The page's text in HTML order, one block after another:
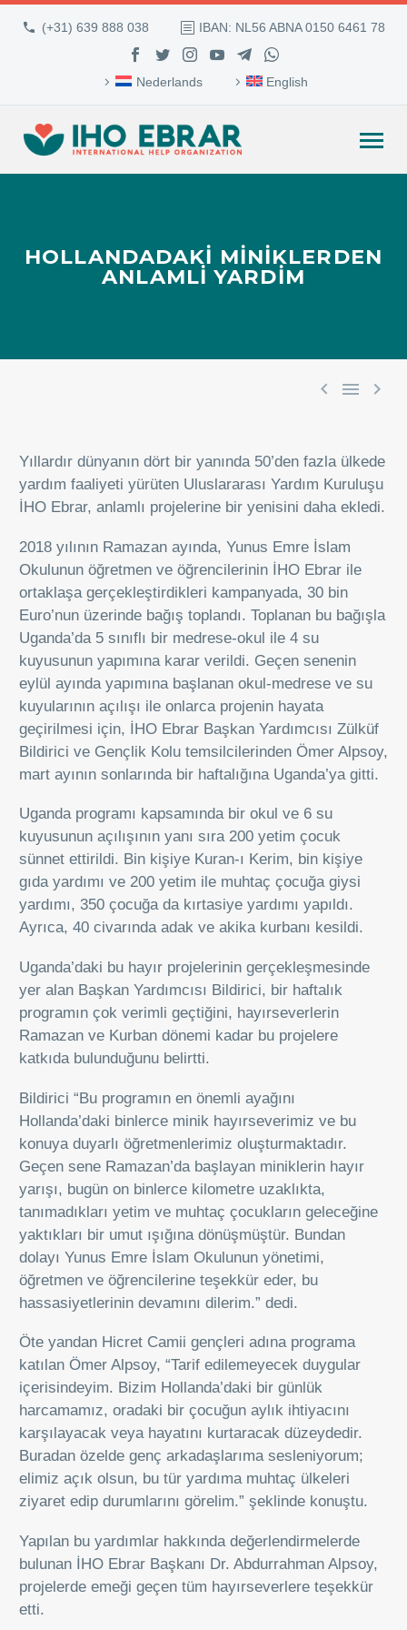
(+31) 639 888 038 IBAN: NL56 ABNA 0150 6461 78
Nederlands English
HOLLANDADAKI MINIKLERDEN
ANLAMLI YARDIM
  
Yıllardır dünyanın dört bir yanında 50’den fazla ülkede
yardım faaliyeti yürüten Uluslararası Yardım Kuruluşu
İHO Ebrar, anlamlı projelerine bir yenisini daha ekledi.
2018 yılının Ramazan ayında, Yunus Emre İslam
Okulunun öğretmen ve öğrencilerinin İHO Ebrar ile
ortaklaşa gerçekleştirdikleri kampanyada, 30 bin
Euro’nun üzerinde bağış toplandı. Toplanan bu bağışla
Uganda’da 5 sınıflı bir medrese-okul ile 4 su
kuyusunun yapımına karar verildi. Geçen senenin
eylül ayında yapımına başlanan okul-medrese ve su
kuyularının açılışı ile onlarca projenin hayata
geçirilmesi için, İHO Ebrar Başkan Yardımcısı Zülküf
Bildirici ve Gençlik Kolu temsilcilerinden Ömer Alpsoy,
mart ayının sonlarında bir haftalığına Uganda’ya gitti.
Uganda programı kapsamında bir okul ve 6 su
kuyusunun açılışının yanı sıra 200 yetim çocuk
sünnet ettirildi. Bin kişiye Kuran-ı Kerim, bin kişiye
gıda yardımı ve 200 yetim ile muhtaç çocuğa giysi
yardımı, 350 çocuğa da kırtasiye yardımı yapıldı.
Ayrıca, 40 civarında adak ve akika kurbanı kesildi.
Uganda’daki bu hayır projelerinin gerçekleşmesinde
yer alan Başkan Yardımcısı Bildirici, bir haftalık
programın çok verimli geçtiğini, hayırseverlerin
Ramazan ve Kurban dönemi kadar bu projelere
katkıda bulunduğunu belirtti.
Bildirici “Bu programın en önemli ayağını
Hollanda’daki binlerce minik hayırseverimiz ve bu
konuya duyarlı öğretmenlerimiz oluşturmaktadır.
Geçen sene Ramazan’da başlayan miniklerin hayır
yarışı, bugün on binlerce kilometre uzaklıkta,
tanımadıkları yetim ve muhtaç çocukların geleceğine
yaktıkları bir umut ışığına dönüşmüştür. Bundan
dolayı Yunus Emre İslam Okulunun yönetimi,
öğretmen ve öğrencilerine teşekkür eder, bu
hassasiyetlerinin devamını dilerim.” dedi.
Öte yandan Hicret Camii gençleri adına programa
katılan Ömer Alpsoy, “Tarif edilemeyecek duygular
içerisindeyim. Bizim Hollanda’daki bir günlük
harcamamız, oradaki bir çocuğun aylık ihtiyacını
karşılayacak veya hayatını kurtaracak düzeydedir.
Buradan özelde genç arkadaşlarıma sesleniyorum;
elimiz açık olsun, bu tür yardıma muhtaç ülkeleri
ziyaret edip durumlarını görelim.” şeklinde konuştu.
Yapılan bu yardımlar hakkında değerlendirmelerde
bulunan İHO Ebrar Başkanı Dr. Abdurrahman Alpsoy,
projelerde emeği geçen tüm hayırseverlere teşekkür
etti.